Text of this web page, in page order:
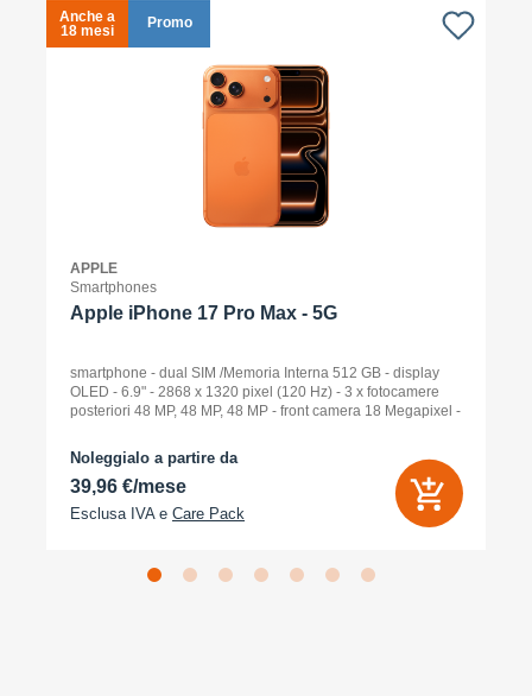
Anche a
18 mesi
Promo
APPLE
Smartphones
Apple iPhone 17 Pro Max - 5G
smartphone - dual SIM /Memoria Interna 512 GB - display
OLED - 6.9" - 2868 x 1320 pixel (120 Hz) - 3 x fotocamere
posteriori 48 MP, 48 MP, 48 MP - front camera 18 Megapixel -
Noleggialo a partire da
39,96 €/mese
Esclusa IVA e Care Pack